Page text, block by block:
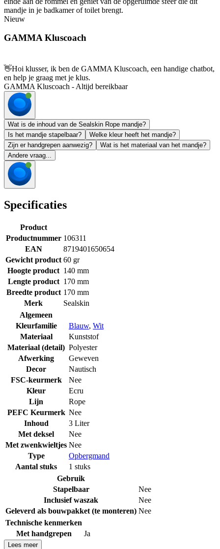
mandje in je badkamer of toilet brengt.
Nieuw
GAMMA Kluscoach
👋Hoi klusser, ik ben de GAMMA Kluscoach, een handige chatbot,
en help je graag met je klus.
GAMMA Kluscoach - Altijd bereikbaar
Wat is de inhoud van de Sealskin Rope mandje?
Is het mandje stapelbaar?
Welke kleur heeft het mandje?
Zijn er handgrepen aanwezig?
Wat is het materiaal van het mandje?
Andere vraag...
Specificaties
Product
Productnummer 106311
EAN
8719401650654
Gewicht product 60 gr
Hoogte product 140 mm
Lengte product 170 mm
Breedte product 170 mm
Merk
Sealskin
Algemeen
Kleurfamilie
Blauw, Wit
Materiaal
Kunststof
Materiaal (detail) Polyester
Afwerking
Geweven
Decor
Nautisch
FSC-keurmerk
Nee
Kleur
Ecru
Lijn
Rope
PEFC Keurmerk Nee
Inhoud
3 Liter
Met deksel
Nee
Met zwenkwieltjes Nee
Type
Opbergmand
Aantal stuks
1 stuks
Gebruik
Stapelbaar
Nee
Inclusief waszak
Nee
Geleverd als bouwpakket (te monteren) Nee
Technische kenmerken
Met handgrepen
Ja
Lees meer